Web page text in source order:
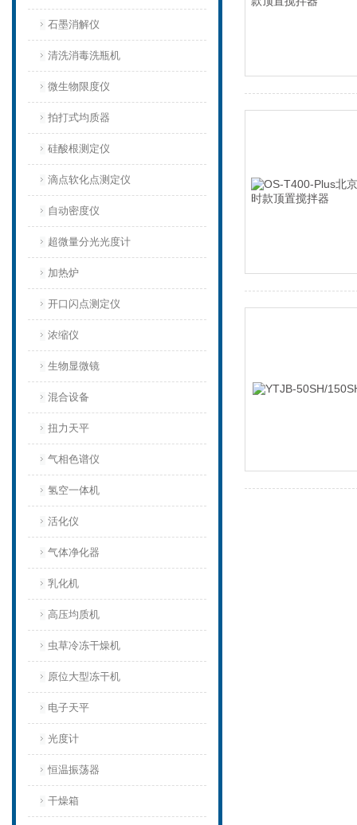
石墨消解仪
清洗消毒洗瓶机
微生物限度仪
拍打式均质器
硅酸根测定仪
滴点软化点测定仪
自动密度仪
超微量分光光度计
加热炉
开口闪点测定仪
浓缩仪
生物显微镜
混合设备
扭力天平
气相色谱仪
氢空一体机
活化仪
气体净化器
乳化机
高压均质机
虫草冷冻干燥机
原位大型冻干机
电子天平
光度计
恒温振荡器
干燥箱